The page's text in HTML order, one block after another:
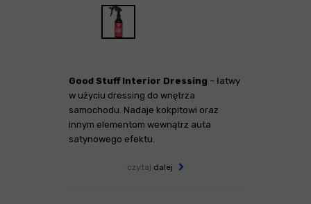
Good Stuff Interior Dressing – łatwy
w użyciu dressing do wnętrza
samochodu. Nadaje kokpitowi oraz
innym elementom wewnątrz auta
satynowego efektu.
czytaj dalej